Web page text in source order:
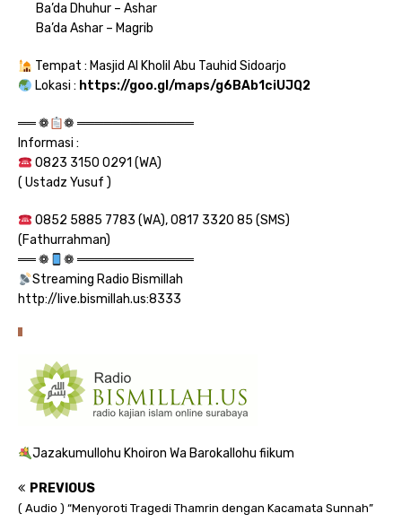
Ba’da Dhuhur – Ashar
Ba’da Ashar – Magrib
Tempat : Masjid Al Kholil Abu Tauhid Sidoarjo
Lokasi : https://goo.gl/maps/g6BAb1ciUJQ2
══ ❁
❁ ═════════════
Informasi :
0823 3150 0291 (WA)
( Ustadz Yusuf )
0852 5885 7783 (WA), 0817 3320 85 (SMS)
(Fathurrahman)
══ ❁
❁ ═════════════
Streaming Radio Bismillah
http://live.bismillah.us:8333
Jazakumullohu Khoiron Wa Barokallohu fiikum
PREVIOUS
( Audio ) “Menyoroti Tragedi Thamrin dengan Kacamata Sunnah”